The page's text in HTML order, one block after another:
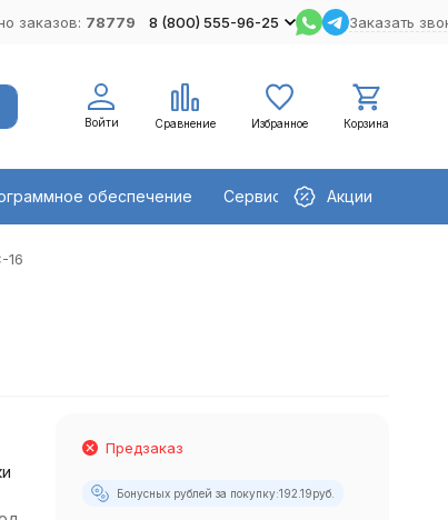
заказов: 78779 8 (800) 555-96-25 Заказать
Войти Сравнение Избранное Корзина
обеспечение Сервисное оборудование
Акции
16
Предзаказ
Бонусных рублей за покупку:192.19руб.